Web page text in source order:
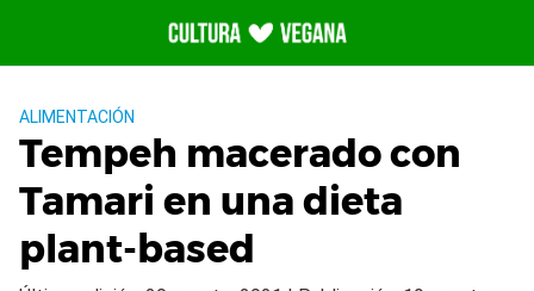
contenido
ALIMENTACIÓN
Tempeh macerado con
Tamari en una dieta
plant-based